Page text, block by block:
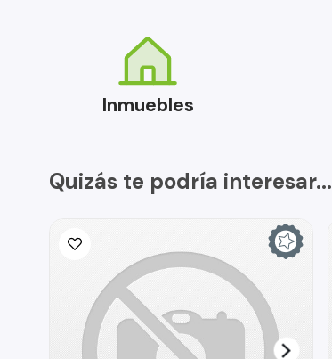
Inmuebles
Quizás te podría interesar...